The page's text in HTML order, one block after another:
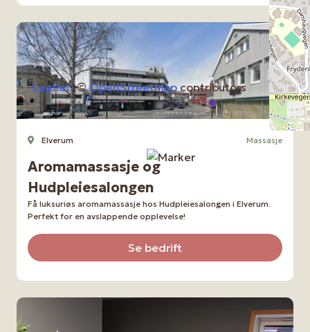
Leaflet, ©OpenStreetMapcontributors
Elverum Massasje
Aromamassasje og
Hudpleiesalongen
Få luksuriøs aromamassasje hos Hudpleiesalongen i Elverum.
Perfekt for en avslappende opplevelse!
Se bedrift